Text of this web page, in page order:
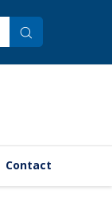
Contact